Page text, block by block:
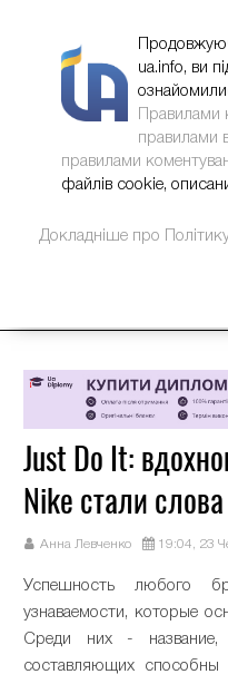
Just Do It:
Nike стали
Анна Левченко 19:04, 23
Успешность любого
узнаваемости, которые
Среди них - название,
составляющих способны
ua.info, ви
Правилами
правилами
правилами
файлів cookie,
Докладніше про